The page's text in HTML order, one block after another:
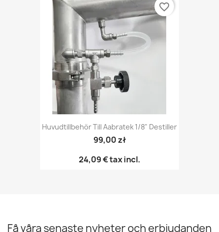
Huvudtillbehör Till Aabratek 1/8" Destiller
99,00 zł
24,09 €tax incl.
favorite_border
Få våra senaste nyheter och erbjudanden